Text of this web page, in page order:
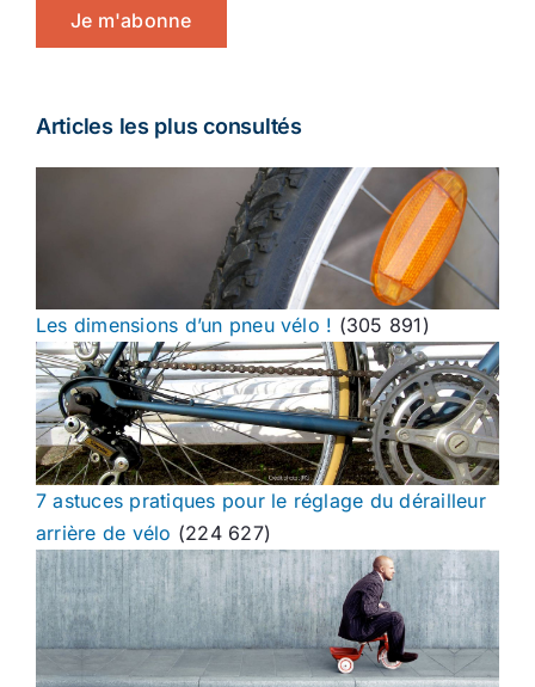
Je m'abonne
Articles les plus consultés
Les dimensions d’un pneu vélo ! (305 891)
7 astuces pratiques pour le réglage du dérailleur
arrière de vélo (224 627)